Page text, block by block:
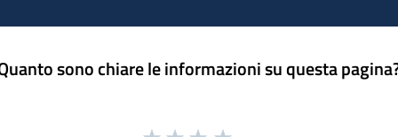
sono chiare le informazioni su questa